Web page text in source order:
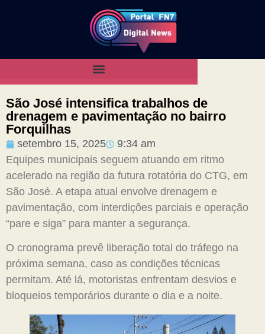
São José intensifica trabalhos de
drenagem e pavimentação no bairro
Forquilhas
setembro 15, 2025
9:34 am
Equipes municipais seguem atuando em ritmo
acelerado na região da futura rotatória do CTG, em
São José. A etapa atual envolve drenagem e
pavimentação, com interdições parciais e operação
“pare e siga” para manter a segurança.
O cronograma prevê liberação total do tráfego na
próxima semana, caso as condições técnicas
permitam. Até lá, motoristas enfrentam desvios e
bloqueios temporários durante o dia e a noite.